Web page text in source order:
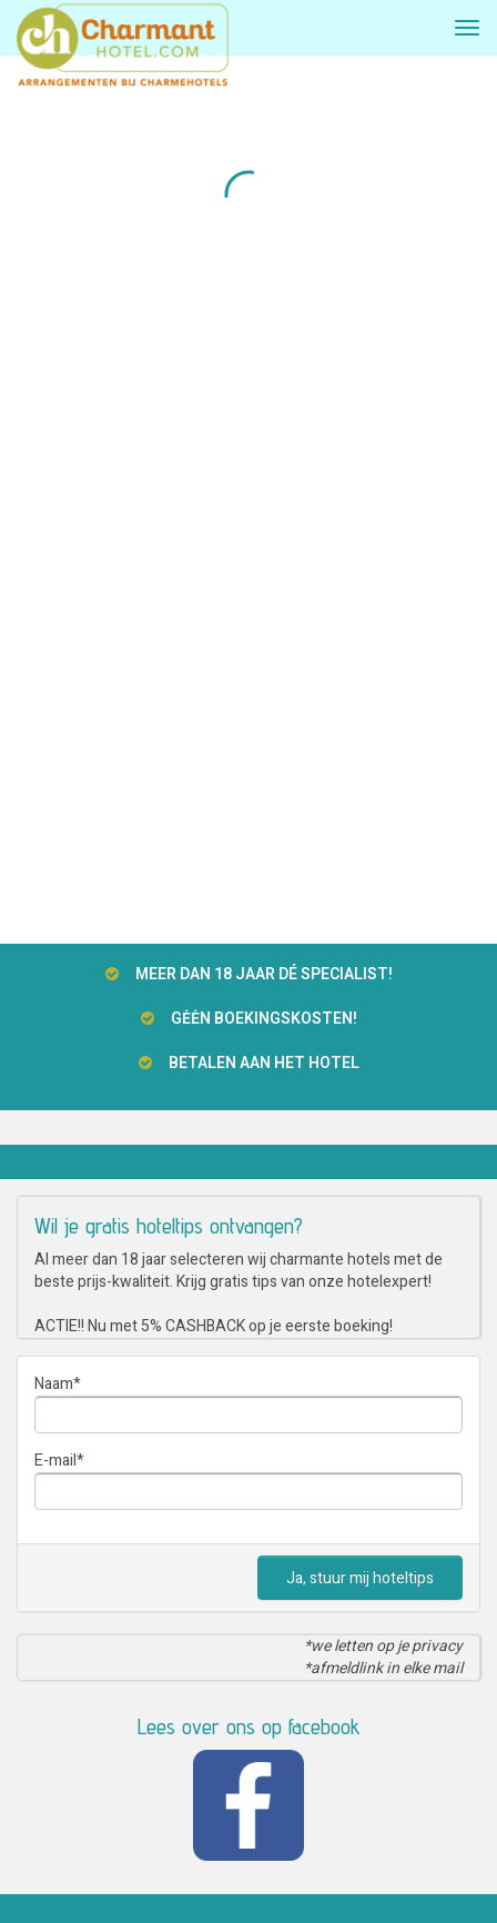
MEER DAN 18 JAAR DÉ SPECIALIST!
GĖĖN BOEKINGSKOSTEN!
BETALEN AAN HET HOTEL
Wil je gratis hoteltips ontvangen?
Al meer dan 18 jaar selecteren wij charmante hotels met de
beste prijs-kwaliteit. Krijg gratis tips van onze hotelexpert!
ACTIE!! Nu met 5% CASHBACK op je eerste boeking!
Naam*
E-mail*
Ja, stuur mij hoteltips
*we letten op je privacy
*afmeldlink in elke mail
Lees over ons op facebook